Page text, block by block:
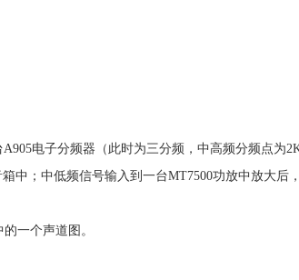
电子分频器（此时为三分频，中高频分频点为
中；中低频信号输入到一台MT7500功放中放大后
一个声道图。